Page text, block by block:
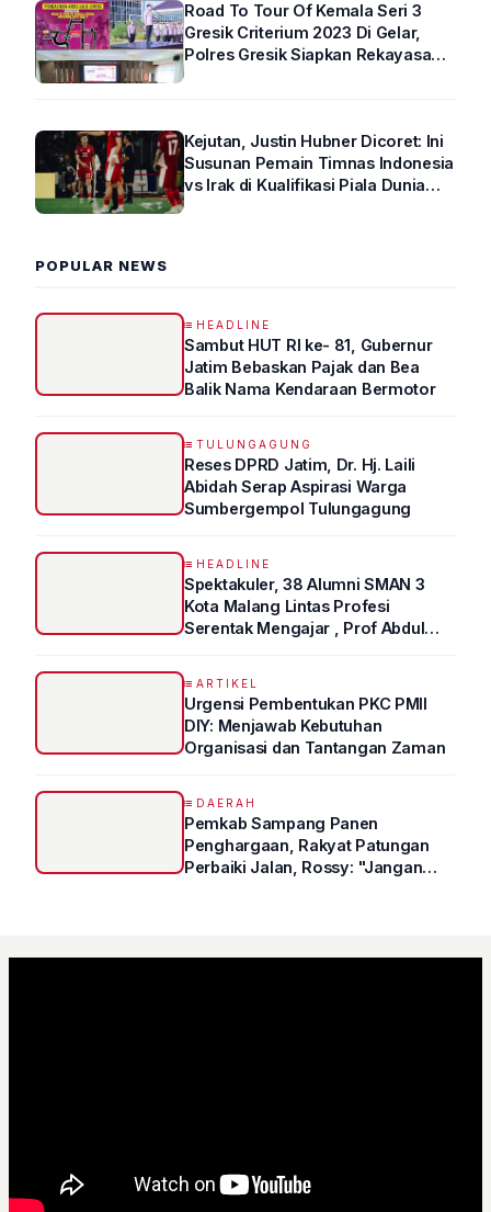
Road To Tour Of Kemala Seri 3
Gresik Criterium 2023 Di Gelar,
Polres Gresik Siapkan Rekayasa
Kejutan, Justin Hubner Dicoret: Ini
Susunan Pemain Timnas Indonesia
vs Irak di Kualifikasi Piala Dunia
POPULAR NEWS
HEADLINE
Sambut HUT RI ke- 81, Gubernur
Jatim Bebaskan Pajak dan Bea
Balik Nama Kendaraan Bermotor
TULUNGAGUNG
Reses DPRD Jatim, Dr. Hj. Laili
Abidah Serap Aspirasi Warga
Sumbergempol Tulungagung
HEADLINE
Spektakuler, 38 Alumni SMAN 3
Kota Malang Lintas Profesi
Serentak Mengajar , Prof Abdul
ARTIKEL
Urgensi Pembentukan PKC PMII
DIY: Menjawab Kebutuhan
Organisasi dan Tantangan Zaman
DAERAH
Pemkab Sampang Panen
Penghargaan, Rakyat Patungan
Perbaiki Jalan, Rossy: "Jangan